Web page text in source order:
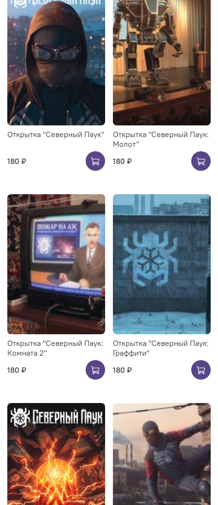
Открытка "Северный Паук"
180 ₽
Открытка "Северный Паук:
Молот"
180 ₽
Открытка "Северный Паук:
Комната 2"
180 ₽
Открытка "Северный Паук:
Граффити"
180 ₽